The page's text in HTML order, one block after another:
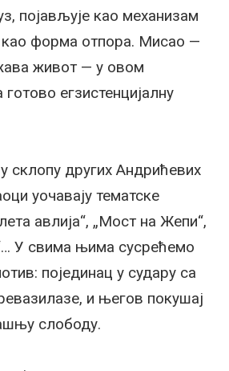
појављује као механизам
форма отпора. Мисао —
живот — у овом
готово егзистенцијалну
склопу других Андрићевих
уочавају тематске
авлија“, „Мост на Жепи“,
У свима њима сусрећемо
појединац у судару са
и његов покушај
слободу.